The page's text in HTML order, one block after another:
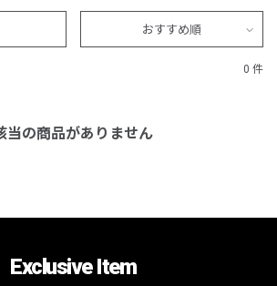
おすすめ順
0 件
当の商品がありません
Exclusive Item